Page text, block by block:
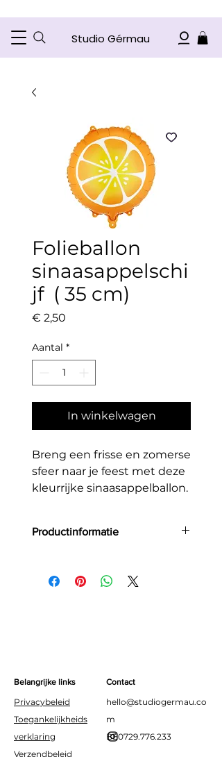
Studio Gérmau
Folieballon
sinaasappelschi
jf ( 35 cm)
€ 2,50
Aantal *
In winkelwagen
Breng een frisse en zomerse
sfeer naar je feest met deze
kleurrijke sinaasappelballon.
Productinformatie
Geschikt voor helium & lucht
Belangrijke links
Privacybeleid
Toegankelijkheids
verklaring
Verzendbeleid
Contact
hello@studiogermau.co
m
BE0729.776.233